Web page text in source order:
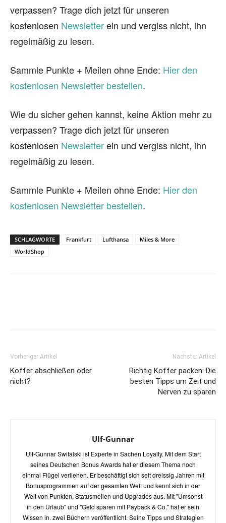
verpassen? Trage dich jetzt für unseren
kostenlosen Newsletterein und vergiss nicht, ihn
regelmäßig zu lesen.
Sammle Punkte + Meilen ohne Ende: Hier den
kostenlosen Newsletter bestellen.
Wie du sicher gehen kannst, keine Aktion mehr zu
verpassen? Trage dich jetzt für unseren
kostenlosen Newsletterein und vergiss nicht, ihn
regelmäßig zu lesen.
Sammle Punkte + Meilen ohne Ende: Hier den
kostenlosen Newsletter bestellen.
SCHLAGWORTE Frankfurt Lufthansa
Miles & More
WorldShop
Vorheriger Artikel
Koffer abschließen oder
nicht?
Nächster Artikel
Richtig Koffer packen: Die
besten Tipps um Zeit und
Nerven zu sparen
Ulf-Gunnar
Ulf-Gunnar Switalski ist Experte in Sachen Loyalty. Mit dem Start
seines Deutschen Bonus Awards hat er diesem Thema noch
einmal Flügel verliehen. Er beschäftigt sich seit dreissig Jahren mit
Bonusprogrammen auf der gesamten Welt und kennt sich in der
Welt von Punkten, Statusmeilen und Upgrades aus. Mit "Umsonst
in den Urlaub" und "Geld sparen mit Payback & Co." hat er sein
Wissen in. zwei Büchern veröffentlicht. Seine Tipps und Strategien